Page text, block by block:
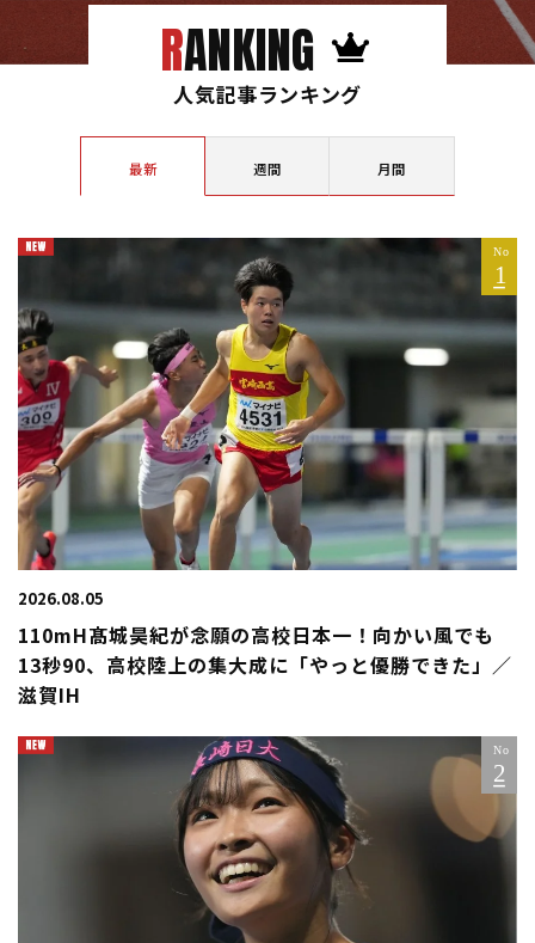
RANKING
人気記事ランキング
最新 週間 月間
2026.08.05
110mH髙城昊紀が念願の高校日本一！向かい風でも
13秒90、高校陸上の集大成に「やっと優勝できた」／
滋賀IH